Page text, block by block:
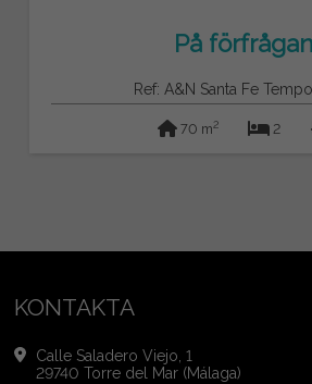
På förfrågan
Ref: A&N Santa Fe
70 m2 2
KONTAKTA
Calle Saladero Viejo, 1
29740 Torre del Mar (Málaga)